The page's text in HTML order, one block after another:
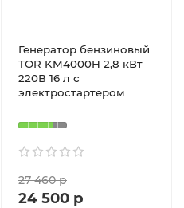
Генератор бензиновый
TOR KM4000H 2,8 кВт
220В 16 л с
электростартером
27 460 р
24 500 р